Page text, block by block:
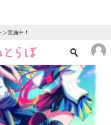
実施中！
ニュース
クイズ
地域